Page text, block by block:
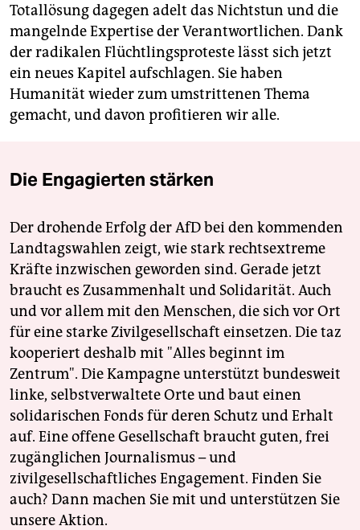
Totallösung dagegen adelt das Nichtstun und die
mangelnde Expertise der Verantwortlichen. Dank
der radikalen Flüchtlingsproteste lässt sich jetzt
ein neues Kapitel aufschlagen. Sie haben
Humanität wieder zum umstrittenen Thema
gemacht, und davon profitieren wir alle.
Die Engagierten stärken
Der drohende Erfolg der AfD bei den kommenden
Landtagswahlen zeigt, wie stark rechtsextreme
Kräfte inzwischen geworden sind. Gerade jetzt
braucht es Zusammenhalt und Solidarität. Auch
und vor allem mit den Menschen, die sich vor Ort
für eine starke Zivilgesellschaft einsetzen. Die taz
kooperiert deshalb mit "Alles beginnt im
Zentrum". Die Kampagne unterstützt bundesweit
linke, selbstverwaltete Orte und baut einen
solidarischen Fonds für deren Schutz und Erhalt
auf. Eine offene Gesellschaft braucht guten, frei
zugänglichen Journalismus – und
zivilgesellschaftliches Engagement. Finden Sie
auch? Dann machen Sie mit und unterstützen Sie
unsere Aktion.